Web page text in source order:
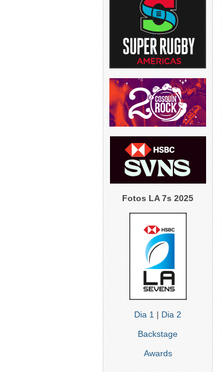
Fotos LA 7s 2025
Dia 1 | Dia 2
Backstage
Awards